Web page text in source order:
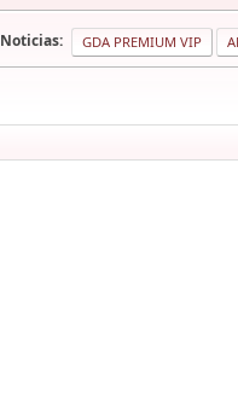
Noticias: GDA PREMIUM VIP